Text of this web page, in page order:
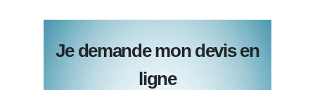
Je demande mon devis en
ligne